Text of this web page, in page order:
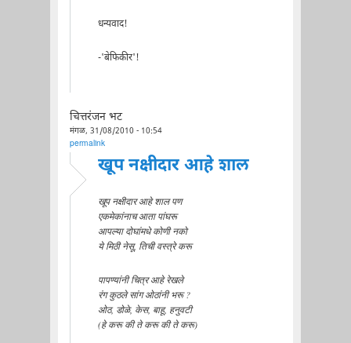
धन्यवाद!
-'बेफिकीर'!
चित्तरंजन भट
मंगळ, 31/08/2010 - 10:54
permalink
खूप नक्षीदार आहे शाल
खूप नक्षीदार आहे शाल पण
एकमेकांनाच आता पांघरू
आपल्या दोघांमधे कोणी नको
ये मिठी नेसू, तिची वस्त्रे करू
पापण्यांनी चित्र आहे रेखले
रंग कुठले सांग ओठांनी भरू ?
ओठ, डोळे, केस, बाहू, हनुवटी
(हे करू की ते करू की ते करू)